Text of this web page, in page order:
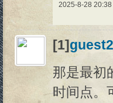
2025-8-28 20:38
[1]
那是最初
时间点。